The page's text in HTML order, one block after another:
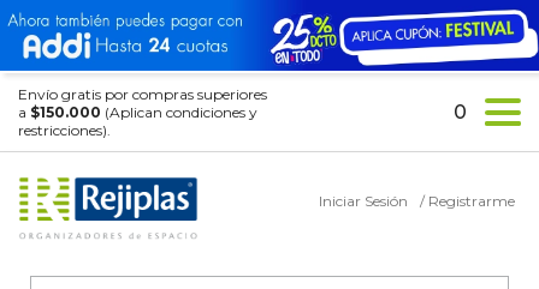
Envío gratis por compras superiores
a $150.000 (Aplican condiciones y
restricciones).
Búsqueda
Iniciar Sesión / Registrarme
0